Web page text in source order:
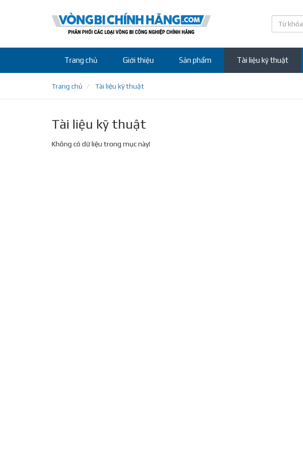
Trang chủ Giới thiệu Sản phẩm Tài liệu kỹ thuật
Trang chủ Tài liệu kỹ thuật
Tài liệu kỹ thuật
Không có dữ liệu trong mục này!